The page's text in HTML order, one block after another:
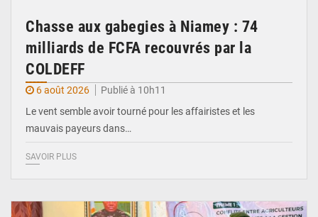
Chasse aux gabegies à Niamey : 74
milliards de FCFA recouvrés par la
COLDEFF
6 août 2026
Publié à 10h11
Le vent semble avoir tourné pour les affairistes et les
mauvais payeurs dans…
SAVOIR PLUS